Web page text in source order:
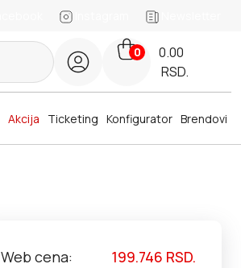
Instagram Newsletter
0
0.00
RSD.
Brendovi
Akcija Ticketing Konfigurator
Web cena: 199.746 RSD.